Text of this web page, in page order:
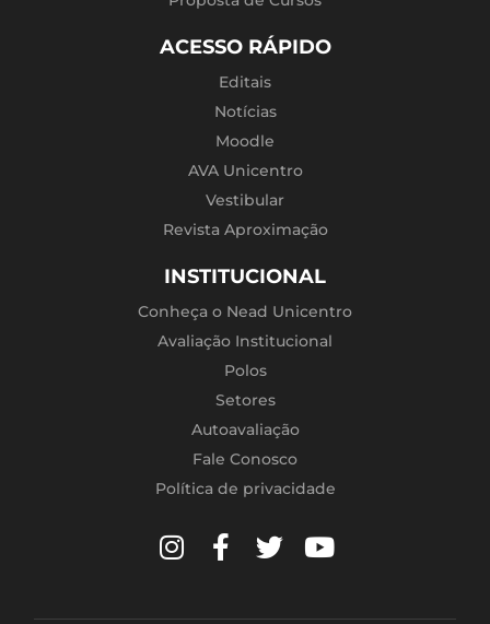
ACESSO RÁPIDO
Editais
Notícias
Moodle
AVA Unicentro
Vestibular
Revista Aproximação
INSTITUCIONAL
Conheça o Nead Unicentro
Avaliação Institucional
Polos
Setores
Autoavaliação
Fale Conosco
Política de privacidade